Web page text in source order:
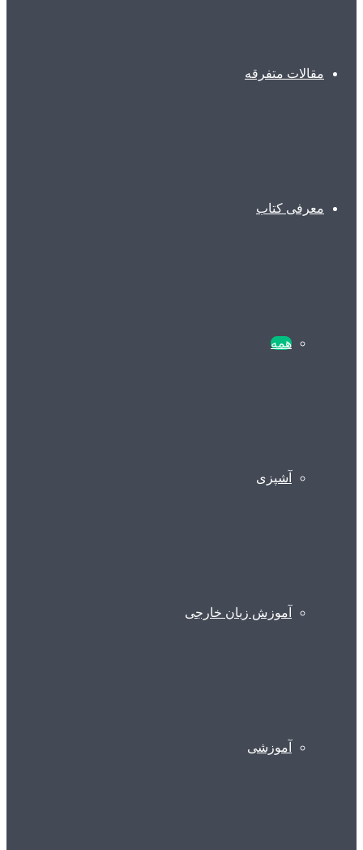
مقالات متفرقه
معرفی کتاب
همه
آشپزی
آموزش زبان خارجی
آموزشی